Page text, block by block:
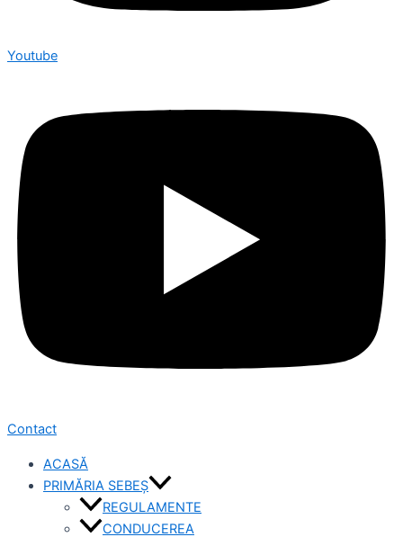
Youtube
Contact
ACASĂ
PRIMĂRIA SEBEȘ
REGULAMENTE
CONDUCEREA